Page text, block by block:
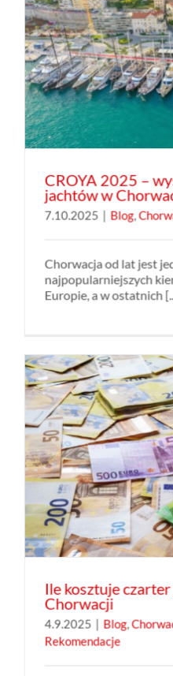
CROYA 2025 –
jachtów w
7.10.2025 Blog,
Chorwacja od lat jest
najpopularniejszych
Europie, a w ostatnich
Ile kosztuje
Chorwacji
4.9.2025 | Blog,
Rekomendacje